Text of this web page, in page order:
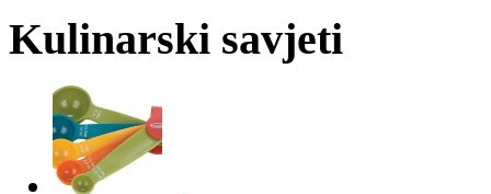
Kulinarski savjeti